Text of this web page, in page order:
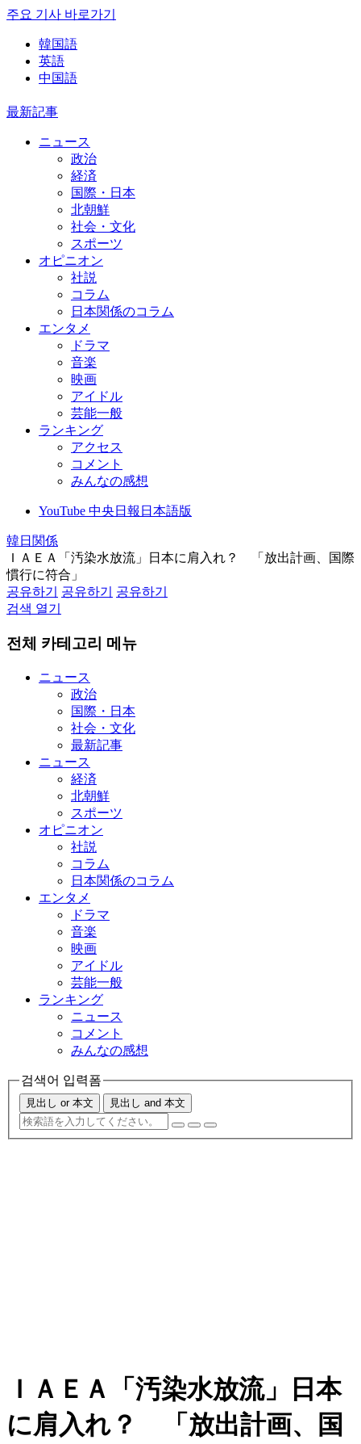
주요 기사 바로가기
韓国語
英語
中国語
最新記事
ニュース
政治
経済
国際・日本
北朝鮮
社会・文化
スポーツ
オピニオン
社説
コラム
日本関係のコラム
エンタメ
ドラマ
音楽
映画
アイドル
芸能一般
ランキング
アクセス
コメント
みんなの感想
YouTube 中央日報日本語版
韓日関係
ＩＡＥＡ「汚染水放流」日本に肩入れ？ 「放出計画、国際
慣行に符合」
공유하기
공유하기
공유하기
검색 열기
전체 카테고리 메뉴
ニュース
政治
国際・日本
社会・文化
最新記事
ニュース
経済
北朝鮮
スポーツ
オピニオン
社説
コラム
日本関係のコラム
エンタメ
ドラマ
音楽
映画
アイドル
芸能一般
ランキング
ニュース
コメント
みんなの感想
검색어 입력폼
見出し or 本文 見出し and 本文
ＩＡＥＡ「汚染水放流」日本
に肩入れ？ 「放出計画、国